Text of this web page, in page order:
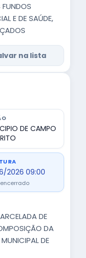
FUNDOS
E DE SAÚDE,
na lista
DE CAMPO
2026 09:00
DE
DA
DE